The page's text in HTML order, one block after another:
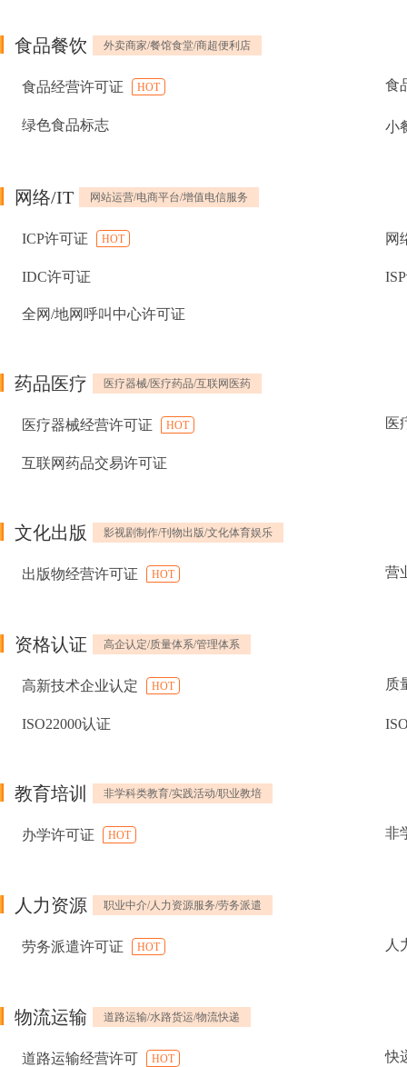
食品餐饮 外卖商家/餐馆食堂/商超便利店
食品经营许可证 HOT 食
绿色食品标志 小
网络/IT 网站运营/电商平台/增值电信服务
ICP许可证 HOT 网
IDC许可证
全网/地网呼叫中心许可证
药品医疗 医疗器械/医疗药品/互联网医药
医疗器械经营许可证 HOT 医
互联网药品交易许可证
文化出版 影视剧制作/刊物出版/文化体育娱乐
出版物经营许可证 HOT 营
资格认证 高企认定/质量体系/管理体系
高新技术企业认定 HOT 质
ISO22000认证
教育培训 非学科类教育/实践活动/职业教培
办学许可证 HOT 非
人力资源 职业中介/人力资源服务/劳务派遣
劳务派遣许可证 HOT 人
物流运输 道路运输/水路货运/物流快递
道路运输经营许可 HOT 快